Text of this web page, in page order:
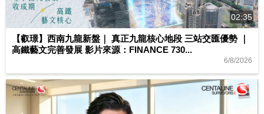
02:35
【叡璟】西南九龍新盤｜ 真正九龍核心地段 三站交匯優勢 ｜
高鐵藝文完善發展 影片來源：FINANCE 730...
6/8/2026